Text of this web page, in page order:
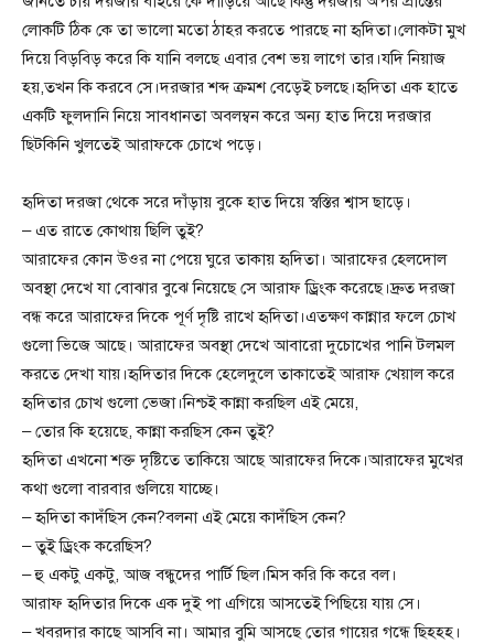
লোকটি ঠিক কে তা ভালো মতো ঠাহর করতে পারছে না হৃদিতা।লোকটা মুখ
দিয়ে বিড়বিড় করে কি যানি বলছে এবার বেশ ভয় লাগে তার।যদি নিয়াজ
হয়,তখন কি করবে সে।দরজার শব্দ ক্রমশ বেড়েই চলছে।হৃদিতা এক হাতে
একটি ফুলদানি নিয়ে সাবধানতা অবলম্বন করে অন্য হাত দিয়ে দরজার
ছিটকিনি খুলতেই আরাফকে চোখে পড়ে।
হৃদিতা দরজা থেকে সরে দাঁড়ায় বুকে হাত দিয়ে স্বস্তির শ্বাস ছাড়ে।
– এত রাতে কোথায় ছিলি তুই?
আরাফের কোন উওর না পেয়ে ঘুরে তাকায় হৃদিতা। আরাফের হেলদোল
অবস্থা দেখে যা বোঝার বুঝে নিয়েছে সে আরাফ ড্রিংক করেছে।দ্রুত দরজা
বন্ধ করে আরাফের দিকে পূর্ণ দৃষ্টি রাখে হৃদিতা।এতক্ষণ কান্নার ফলে চোখ
গুলো ভিজে আছে। আরাফের অবস্থা দেখে আবারো দুচোখের পানি টলমল
করতে দেখা যায়।হৃদিতার দিকে হেলেদুলে তাকাতেই আরাফ খেয়াল করে
হৃদিতার চোখ গুলো ভেজা।নিশ্চই কান্না করছিল এই মেয়ে,
– তোর কি হয়েছে, কান্না করছিস কেন তুই?
হৃদিতা এখনো শক্ত দৃষ্টিতে তাকিয়ে আছে আরাফের দিকে।আরাফের মুখের
কথা গুলো বারবার গুলিয়ে যাচ্ছে।
– হৃদিতা কাদঁছিস কেন?বলনা এই মেয়ে কাদঁছিস কেন?
– তুই ড্রিংক করেছিস?
– হু একটু একটু, আজ বন্ধুদের পার্টি ছিল।মিস করি কি করে বল।
আরাফ হৃদিতার দিকে এক দুই পা এগিয়ে আসতেই পিছিয়ে যায় সে।
– খবরদার কাছে আসবি না। আমার বুমি আসছে তোর গায়ের গন্ধে ছিহহহ।